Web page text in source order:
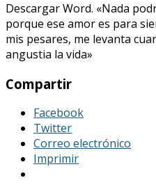
Descargar Word. «Nada
porque ese amor es para
mis pesares, me levanta
angustia la vida»
Compartir
Facebook
Twitter
Correo electrónico
Imprimir